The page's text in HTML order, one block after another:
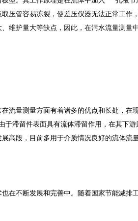
压管容易冻裂，使差压仪器无法正常工
维护量大等缺点，因此，在污水流量测量
量测量方面有着诸多的优点和长处，在
滞留件表面具有流体滞留作用，在其下
高段，目前多用于介质情况良好的流体
不断发展和完善中。随着国家节能减排